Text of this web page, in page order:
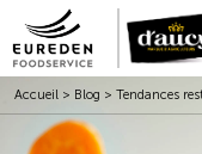
Accueil > Blog > Tendances